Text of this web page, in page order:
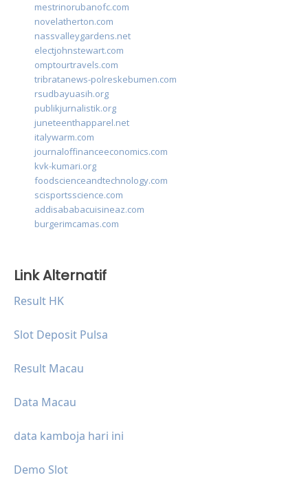
mestrinorubanofc.com
novelatherton.com
nassvalleygardens.net
electjohnstewart.com
omptourtravels.com
tribratanews-polreskebumen.com
rsudbayuasih.org
publikjurnalistik.org
juneteenthapparel.net
italywarm.com
journaloffinanceeconomics.com
kvk-kumari.org
foodscienceandtechnology.com
scisportsscience.com
addisababacuisineaz.com
burgerimcamas.com
Link Alternatif
Result HK
Slot Deposit Pulsa
Result Macau
Data Macau
data kamboja hari ini
Demo Slot